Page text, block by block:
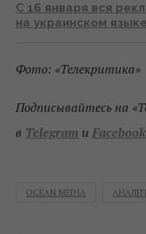
С 16 января вся
на украинском языке
Фото: «Телекритика»
Подписывайтесь на
в Telegram и Facebook
OCEAN MEDIA